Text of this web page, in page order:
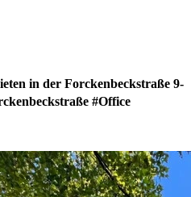
in der Forckenbeckstraße 9-
#Office